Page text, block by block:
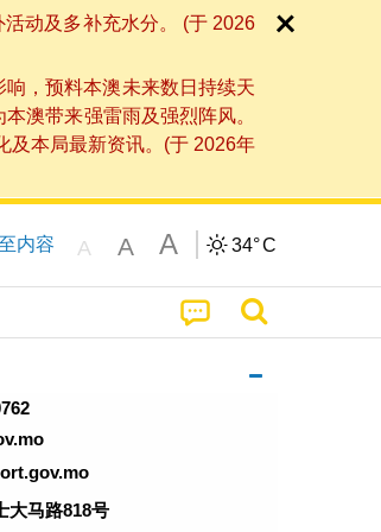
动及多补充水分。 (于 2026
，预料本澳未来数日持续天
澳带来强雷雨及强烈阵风。
及本局最新资讯。(于 2026年
内容 A A A 34°C
大马路818号